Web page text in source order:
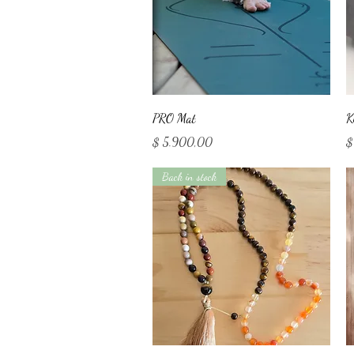
PRO Mat
Precio
$ 5.900,00
Back in stock